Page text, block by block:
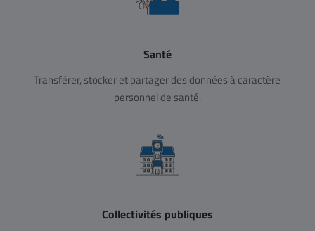
Santé
Transférer, stocker et partager des données à caractère
personnel de santé.
Collectivités publiques